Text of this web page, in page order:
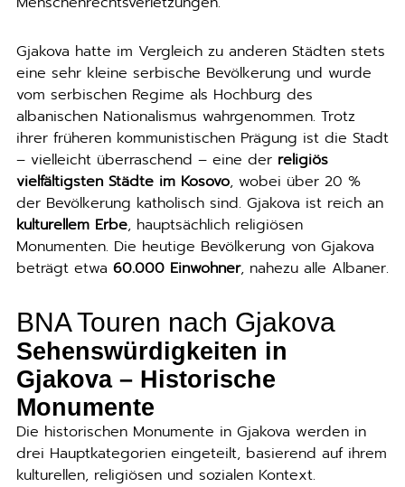
Gjakova hatte im Vergleich zu anderen Städten stets
eine sehr kleine serbische Bevölkerung und wurde
vom serbischen Regime als Hochburg des
albanischen Nationalismus wahrgenommen. Trotz
ihrer früheren kommunistischen Prägung ist die Stadt
– vielleicht überraschend – eine der religiös
vielfältigsten Städte im Kosovo, wobei über 20 %
der Bevölkerung katholisch sind. Gjakova ist reich an
kulturellem Erbe, hauptsächlich religiösen
Monumenten. Die heutige Bevölkerung von Gjakova
beträgt etwa 60.000 Einwohner, nahezu alle Albaner.
BNA Touren nach Gjakova
Sehenswürdigkeiten in
Gjakova – Historische
Monumente
Die historischen Monumente in Gjakova werden in
drei Hauptkategorien eingeteilt, basierend auf ihrem
kulturellen, religiösen und sozialen Kontext.